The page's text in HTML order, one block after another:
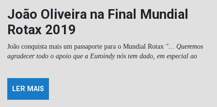
João Oliveira na Final Mundial
Rotax 2019
João conquista mais um passaporte para o Mundial Rotax "... Queremos
agradecer todo o apoio que a Euroindy nós tem dado, em especial ao
LER MAIS